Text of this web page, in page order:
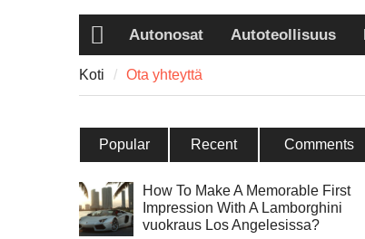
KotiAutonosat Autoteollisuus
Koti Ota yhteyttä
Popular Recent Comments
How To Make A Memorable First
Impression With A Lamborghini
vuokraus Los Angelesissa?